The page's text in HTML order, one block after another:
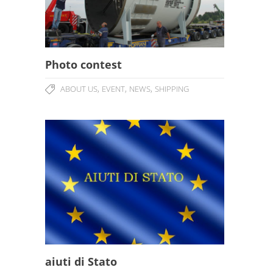
Photo contest
ABOUT US, EVENT, NEWS, SHIPPING
aiuti di Stato